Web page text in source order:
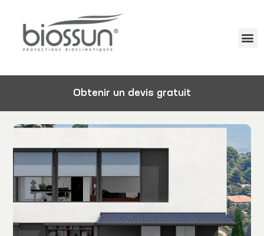
Obtenir un devis gratuit